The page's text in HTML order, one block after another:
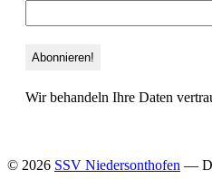
Wir behandeln Ihre Daten
© 2026 SSV Niedersonthofen —